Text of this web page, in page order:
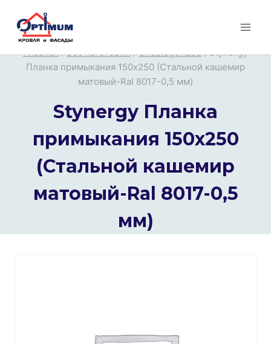
Перейти
Главная / Все категории / Uncategorized / Stynergy
Планка примыкания 150х250 (Стальной кашемир
матовый-Ral 8017-0,5 мм)
Stynergy Планка
примыкания 150х250
(Стальной кашемир
матовый-Ral 8017-0,5
мм)